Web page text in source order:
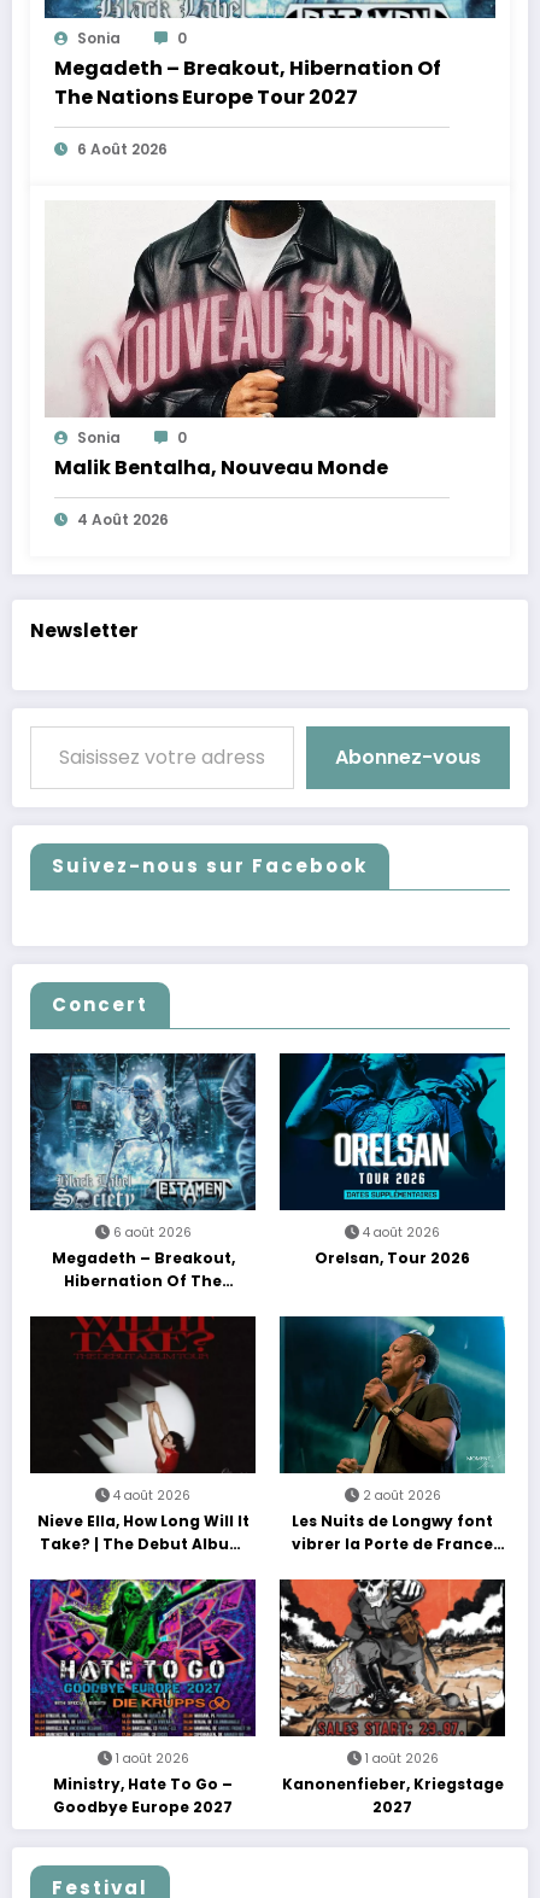
Sonia 0
Megadeth – Breakout, Hibernation Of
The Nations Europe Tour 2027
6 Août 2026
Sonia 0
Malik Bentalha, Nouveau Monde
4 Août 2026
Newsletter
Saisissez votre adresse e-mail…
Abonnez-vous
Suivez-nous sur Facebook
Concert
6 août 2026
Megadeth – Breakout,
Hibernation Of The
4 août 2026
Orelsan, Tour 2026
4 août 2026
Nieve Ella, How Long Will It
Take? | The Debut Album
2 août 2026
Les Nuits de Longwy font
vibrer la Porte de France
découvertes et énergie
reggae
1 août 2026
Ministry, Hate To Go –
Goodbye Europe 2027
1 août 2026
Kanonenfieber, Kriegstage
2027
Festival